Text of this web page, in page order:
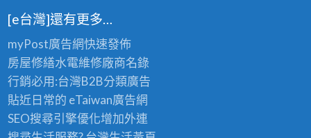
[e台灣]還有更多…
myPost廣告網快速發佈
房屋修繕水電維修廠商名錄
行銷必用:台灣B2B分類廣告
貼近日常的 eTaiwan廣告網
SEO搜尋引擎優化增加外連